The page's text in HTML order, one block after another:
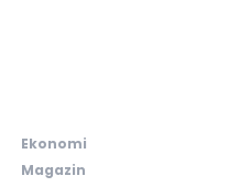
Ekonomi
Magazin